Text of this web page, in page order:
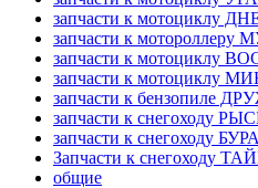
запчасти к мотоциклу
запчасти к мотороллеру
запчасти к мотоциклу
запчасти к мотоциклу
запчасти к
запчасти к снегоходу
запчасти к снегоходу
Запчасти к снегоходу
общие